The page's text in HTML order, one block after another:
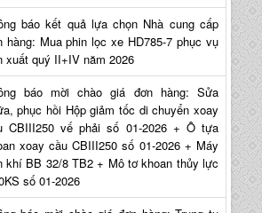
báo kết quả lựa chọn Nhà cung cấp
hàng: Mua phin lọc xe HD785-7 phục vụ
xuất quý II+IV năm 2026
báo mời chào giá đơn hàng: Sửa
phục hồi Hộp giảm tốc di chuyển xoay
CBIII250 vế phải số 01-2026 + Ô tựa
xoay cầu CBIII250 số 01-2026 + Máy
khí BB 32/8 TB2 + Mô tơ khoan thủy lực
số 01-2026